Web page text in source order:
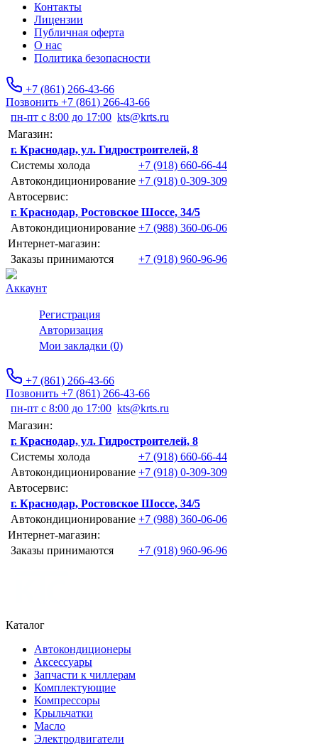
Контакты
Лицензии
Публичная оферта
О нас
Политика безопасности
+7 (861) 266-43-66
Позвонить +7 (861) 266-43-66
пн-пт с 8:00 до 17:00 kts@krts.ru
Магазин:
г. Краснодар, ул. Гидростроителей, 8
Системы холода
+7 (918) 660-66-44
Автокондиционирование +7 (918) 0-309-309
Автосервис:
г. Краснодар, Ростовское Шоссе, 34/5
Автокондиционирование +7 (988) 360-06-06
Интернет-магазин:
Заказы принимаются
+7 (918) 960-96-96
Аккаунт
Регистрация
Авторизация
Мои закладки (0)
+7 (861) 266-43-66
Позвонить +7 (861) 266-43-66
пн-пт с 8:00 до 17:00 kts@krts.ru
Магазин:
г. Краснодар, ул. Гидростроителей, 8
Системы холода
+7 (918) 660-66-44
Автокондиционирование +7 (918) 0-309-309
Автосервис:
г. Краснодар, Ростовское Шоссе, 34/5
Автокондиционирование +7 (988) 360-06-06
Интернет-магазин:
Заказы принимаются
+7 (918) 960-96-96
Каталог
Автокондиционеры
Аксессуары
Запчасти к чиллерам
Комплектующие
Компрессоры
Крыльчатки
Масло
Электродвигатели